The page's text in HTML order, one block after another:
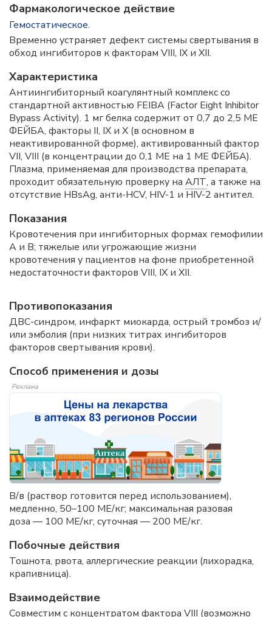
Фармакологическое действие
Гемостатическое.
Временно устраняет дефект системы свертывания в
обход ингибиторов к факторам VIII, IX и XII.
Характеристика
Антиингибиторный коагулянтный комплекс со
стандартной активностью FEIBA (Factor Eight Inhibitor
Bypass Activity). 1 мг белка содержит от 0,7 до 2,5 МЕ
ФЕЙБА, факторы II, IX и X (в основном в
неактивированной форме), активированный фактор
VII, VIII (в концентрации до 0,1 МЕ на 1 МЕ ФЕЙБА).
Плазма, применяемая для производства препарата,
проходит обязательную проверку на АЛТ, а также на
отсутствие HBsAg, анти-HCV, HIV-1 и HIV-2 антител.
Показания
Кровотечения при ингибиторных формах гемофилии
A и B; тяжелые или угрожающие жизни
кровотечения у пациентов на фоне приобретенной
недостаточности факторов VIII, IX и XII.
Противопоказания
ДВС-синдром, инфаркт миокарда, острый тромбоз и/
или эмболия (при низких титрах ингибиторов
факторов свертывания крови).
Способ применения и дозы
Реклама
В/в (раствор готовится перед использованием),
медленно, 50–100 МЕ/кг; максимальная разовая
доза — 100 МЕ/кг, суточная — 200 МЕ/кг.
Побочные действия
Тошнота, рвота, аллергические реакции (лихорадка,
крапивница).
Взаимодействие
Совместим с концентратом фактора VIII (возможно